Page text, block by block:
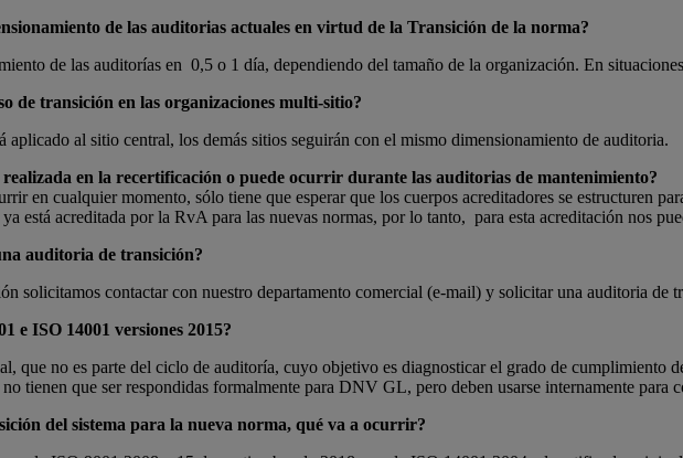
de las auditorias actuales en virtud de la Transición de la norma?
de las auditorías en 0,5 o 1 día, dependiendo del tamaño de la organización. En
de transición en las organizaciones multi-sitio?
al sitio central, los demás sitios seguirán con el mismo dimensionamiento de auditoria.
en la recertificación o puede ocurrir durante las auditorias de mantenimiento?
en cualquier momento, sólo tiene que esperar que los cuerpos acreditadores se estructuren
está acreditada por la RvA para las nuevas normas, por lo tanto, para esta acreditación nos
auditoria de transición?
solicitamos contactar con nuestro departamento comercial (e-mail) y solicitar una auditoria de
e ISO 14001 versiones 2015?
que no es parte del ciclo de auditoría, cuyo objetivo es diagnosticar el grado de cumplimiento
tienen que ser respondidas formalmente para DNV GL, pero deben usarse internamente para
del sistema para la nueva norma, qué va a ocurrir?